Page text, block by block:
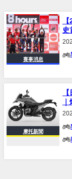
賽事消息
史
摩托新聞